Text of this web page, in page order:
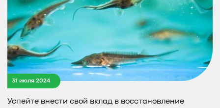
31 июля 2024
Успейте внести свой вклад в восстановление